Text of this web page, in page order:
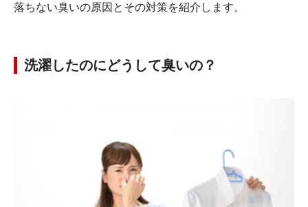
落ちない臭いの原因とその対策を紹介します。
洗濯したのにどうして臭いの？